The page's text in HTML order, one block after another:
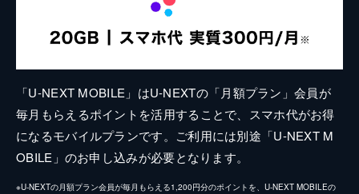
「U-NEXT MOBILE」はU-NEXTの「月額プラン」会員が
毎月もらえるポイントを活用することで、スマホ代がお得
になるモバイルプランです。ご利用には別途「U-NEXT M
OBILE」のお申し込みが必要となります。
※U-NEXTの月額プラン会員が毎月もらえる1,200円分のポイントを、U-NEXT MOBILEの